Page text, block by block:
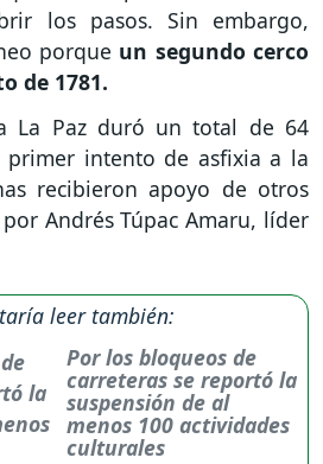
los pasos. Sin embargo,
porque un segundo cerco
de 1781.
La Paz duró un total de 64
primer intento de asfixia a la
recibieron apoyo de otros
Andrés Túpac Amaru, líder
leer también:
Por los bloqueos de
carreteras se reportó la
suspensión de al
menos 100 actividades
culturales